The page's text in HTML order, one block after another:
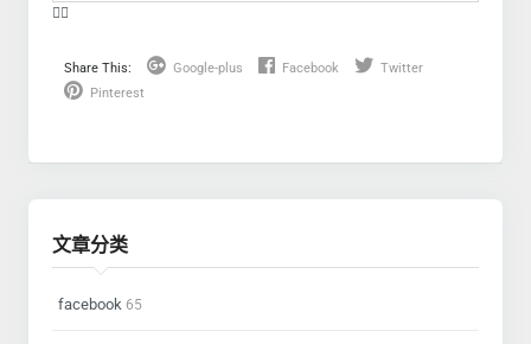
❤️‍🔥
Share This: Google-plus Facebook
Twitter
Pinterest
文章分类
facebook 65